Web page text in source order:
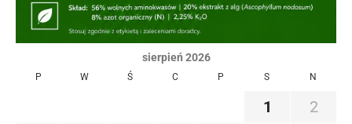
sierpień 2026
P W Ś C P S N
1
2